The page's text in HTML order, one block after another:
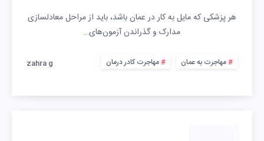
هر پزشکی که مایل به کار در عمان باشد، باید از مراحل معادلسازی
مدارک و گذراندن آزمون‌های…
مهاجرت به عمان مهاجرت کادر درمان zahra g